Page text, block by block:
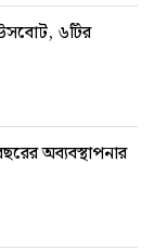
৬টির
অব্যবস্থাপনার